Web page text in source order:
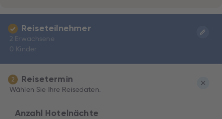
Reiseteilnehmer
2 Erwachsene
0 Kinder
2 Reisetermin
Wählen Sie Ihre Reisedaten.
Anzahl Hotelnächte